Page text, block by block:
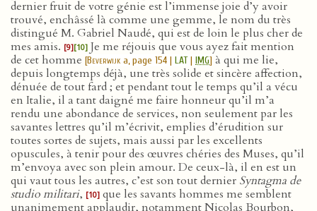
dernier fruit de votre génie est l’immense joie d’y avoir
trouvé, enchâssé là comme une gemme, le nom du très
distingué M. Gabriel Naudé, qui est de loin le plus cher de
mes amis. [9][10] Je me réjouis que vous ayez fait mention
de cet homme [Beverwijk a, page 154 | LAT| IMG] à qui me lie,
depuis longtemps déjà, une très solide et sincère affection,
dénuée de tout fard ; et pendant tout le temps qu’il a vécu
en Italie, il a tant daigné me faire honneur qu’il m’a
rendu une abondance de services, non seulement par les
savantes lettres qu’il m’écrivit, emplies d’érudition sur
toutes sortes de sujets, mais aussi par les excellents
opuscules, à tenir pour des œuvres chéries des Muses, qu’il
m’envoya avec son plein amour. De ceux-là, il en est un
qui vaut tous les autres, c’est son tout dernier Syntagma de
studio militari, [10] que les savants hommes me semblent
unanimement applaudir, notamment Nicolas Bourbon,